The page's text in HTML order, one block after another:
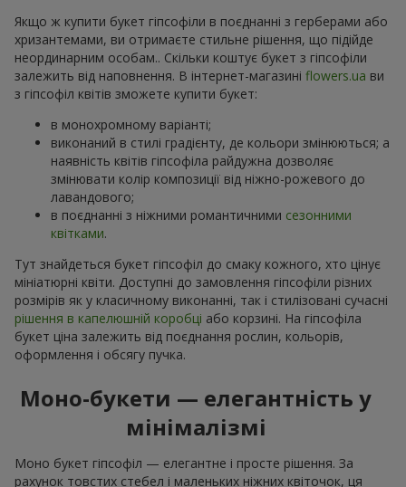
Якщо ж купити букет гіпсофіли в поєднанні з герберами або
хризантемами, ви отримаєте стильне рішення, що підійде
неординарним особам.. Скільки коштує букет з гіпсофіли
залежить від наповнення. В інтернет-магазині flowers.ua ви
з гіпсофіл квітів зможете купити букет:
в монохромному варіанті;
виконаний в стилі градієнту, де кольори змінюються; а
наявність квітів гіпсофіла райдужна дозволяє
змінювати колір композиції від ніжно-рожевого до
лавандового;
в поєднанні з ніжними романтичними сезонними
квітками.
Тут знайдеться букет гіпсофіл до смаку кожного, хто цінує
мініатюрні квіти. Доступні до замовлення гіпсофіли різних
розмірів як у класичному виконанні, так і стилізовані сучасні
рішення в капелюшній коробці або корзині. На гіпсофіла
букет ціна залежить від поєднання рослин, кольорів,
оформлення і обсягу пучка.
Моно-букети — елегантність у
мінімалізмі
Моно букет гіпсофіл — елегантне і просте рішення. За
рахунок товстих стебел і маленьких ніжних квіточок, ця